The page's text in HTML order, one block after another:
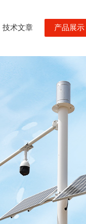
技术文章 产品展示